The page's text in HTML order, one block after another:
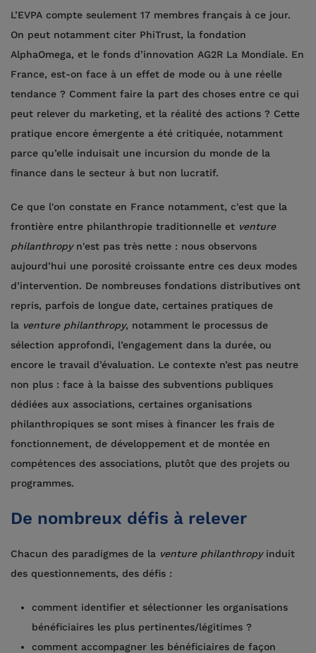
L’EVPA compte seulement 17 membres français à ce jour.
On peut notamment citer PhiTrust, la fondation
AlphaOmega, et le fonds d’innovation AG2R La Mondiale. En
France, est-on face à un effet de mode ou à une réelle
tendance ? Comment faire la part des choses entre ce qui
peut relever du marketing, et la réalité des actions ? Cette
pratique encore émergente a été critiquée, notamment
parce qu’elle induisait une incursion du monde de la
finance dans le secteur à but non lucratif.
Ce que l'on constate en France notamment, c'est que la
frontière entre philanthropie traditionnelle et venture
philanthropyn'est pas très nette : nous observons
aujourd’hui une porosité croissante entre ces deux modes
d’intervention. De nombreuses fondations distributives ont
repris, parfois de longue date, certaines pratiques de
la venture philanthropy, notamment le processus de
sélection approfondi, l’engagement dans la durée, ou
encore le travail d’évaluation. Le contexte n’est pas neutre
non plus : face à la baisse des subventions publiques
dédiées aux associations, certaines organisations
philanthropiques se sont mises à financer les frais de
fonctionnement, de développement et de montée en
compétences des associations, plutôt que des projets ou
programmes.
De nombreux défis à relever
Chacun des paradigmes de la venture philanthropyinduit
des questionnements, des défis :
comment identifier et sélectionner les organisations
bénéficiaires les plus pertinentes/légitimes ?
comment accompagner les bénéficiaires de façon